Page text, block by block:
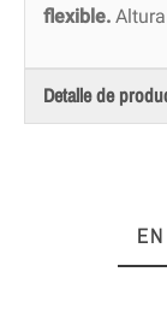
flexible.
Detalle de